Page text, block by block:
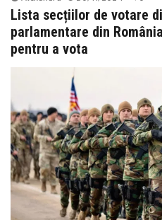
Lista secțiilor de votare
parlamentare din
pentru a vota